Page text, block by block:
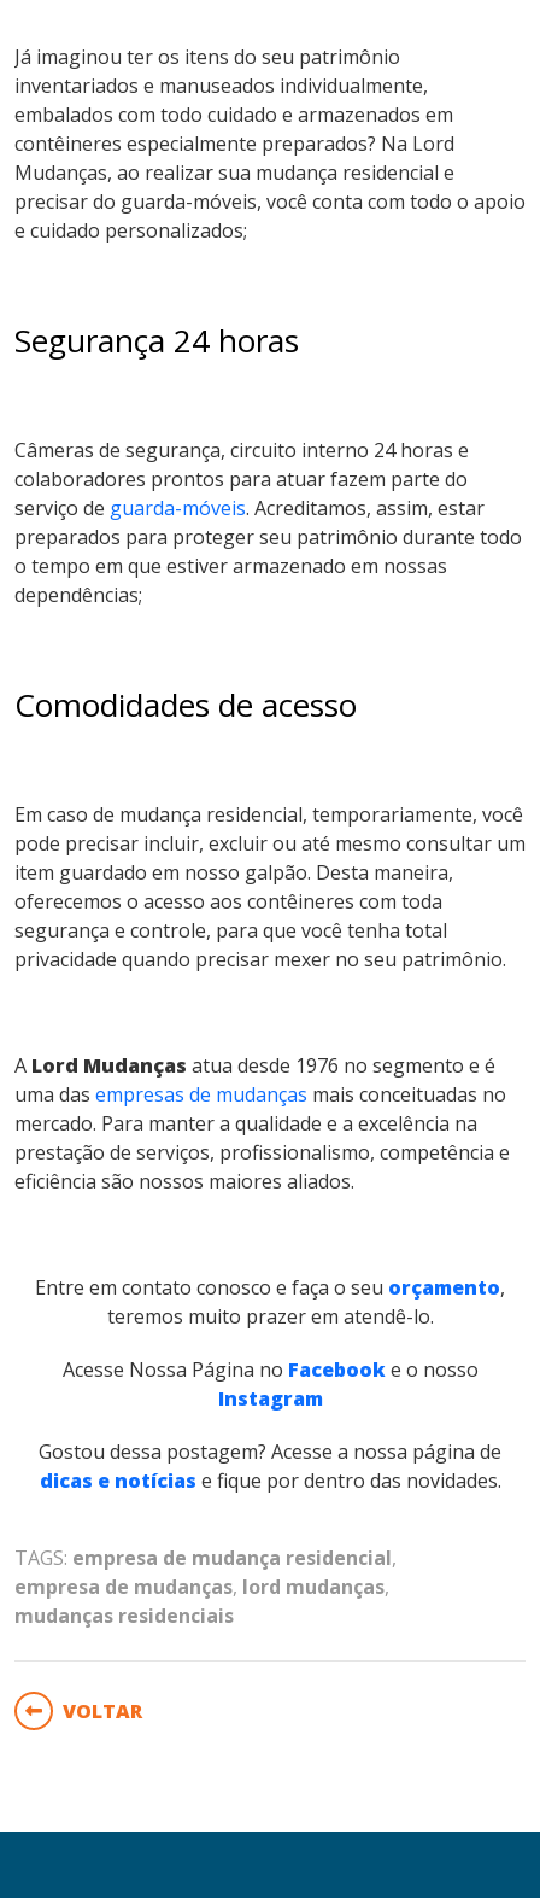
Já imaginou ter os itens do seu patrimônio
inventariados e manuseados individualmente,
embalados com todo cuidado e armazenados em
contêineres especialmente preparados? Na Lord
Mudanças, ao realizar sua mudança residencial e
precisar do guarda-móveis, você conta com todo o apoio
e cuidado personalizados;
Segurança 24 horas
Câmeras de segurança, circuito interno 24 horas e
colaboradores prontos para atuar fazem parte do
serviço de guarda-móveis. Acreditamos, assim, estar
preparados para proteger seu patrimônio durante todo
o tempo em que estiver armazenado em nossas
dependências;
Comodidades de acesso
Em caso de mudança residencial, temporariamente, você
pode precisar incluir, excluir ou até mesmo consultar um
item guardado em nosso galpão. Desta maneira,
oferecemos o acesso aos contêineres com toda
segurança e controle, para que você tenha total
privacidade quando precisar mexer no seu patrimônio.
A Lord Mudanças atua desde 1976 no segmento e é
uma das empresas de mudanças mais conceituadas no
mercado. Para manter a qualidade e a excelência na
prestação de serviços, profissionalismo, competência e
eficiência são nossos maiores aliados.
Entre em contato conosco e faça o seu orçamento,
teremos muito prazer em atendê-lo.
Acesse Nossa Página no Facebook e o nosso
Instagram
Gostou dessa postagem? Acesse a nossa página de
dicas e notícias e fique por dentro das novidades.
TAGS: empresa de mudança residencial,
empresa de mudanças, lord mudanças,
mudanças residenciais
VOLTAR